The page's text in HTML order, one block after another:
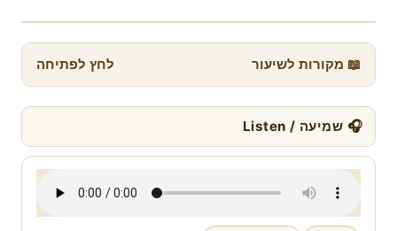
📖 מקורות לשיעור לחץ לפתיחה
🎧 שמיעה / Listen